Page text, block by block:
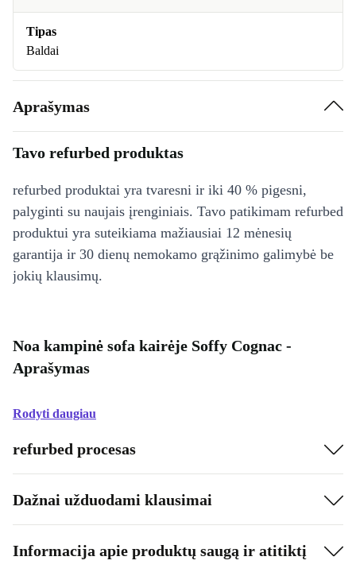
Tipas
Baldai
Aprašymas
Tavo refurbed produktas
refurbed produktai yra tvaresni ir iki 40 % pigesni,
palyginti su naujais įrenginiais. Tavo patikimam refurbed
produktui yra suteikiama mažiausiai 12 mėnesių
garantija ir 30 dienų nemokamo grąžinimo galimybė be
jokių klausimų.
Noa kampinė sofa kairėje Soffy Cognac -
Aprašymas
Rodyti daugiau
refurbed procesas
Dažnai užduodami klausimai
Informacija apie produktų saugą ir atitiktį